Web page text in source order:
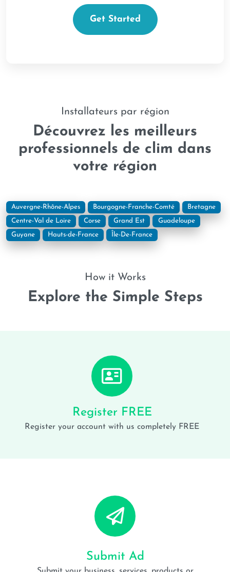
Get Started
Installateurs par région
Découvrez les meilleurs
professionnels de clim dans
votre région
Auvergne-Rhône-Alpes Bourgogne-Franche-Comté Bretagne
Centre-Val de Loire Corse Grand Est Guadeloupe
Guyane Hauts-de-France Île-De-France
How it Works
Explore the Simple Steps
Register FREE
Register your account with us completely FREE
Submit Ad